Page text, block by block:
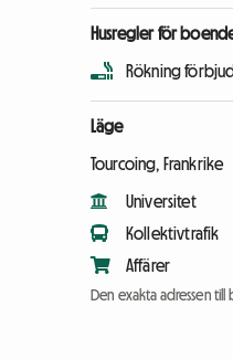
Husregler för
Rökning
Läge
Tourcoing, Frankrike
Universitet
Kollektivtrafik
Affärer
Den exakta adressen